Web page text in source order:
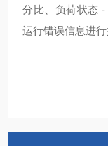
分比、负荷状态
运行错误信息进